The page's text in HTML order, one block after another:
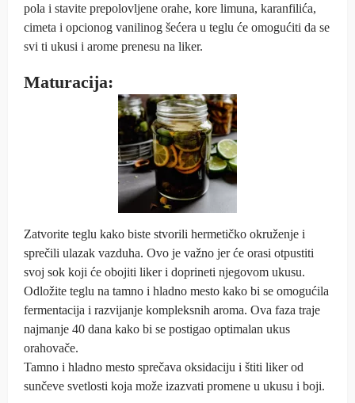
pola i stavite prepolovljene orahe, kore limuna, karanfilića,
cimeta i opcionog vanilinog šećera u teglu će omogućiti da se
svi ti ukusi i arome prenesu na liker.
Maturacija:
Zatvorite teglu kako biste stvorili hermetičko okruženje i
sprečili ulazak vazduha. Ovo je važno jer će orasi otpustiti
svoj sok koji će obojiti liker i doprineti njegovom ukusu.
Odložite teglu na tamno i hladno mesto kako bi se omogućila
fermentacija i razvijanje kompleksnih aroma. Ova faza traje
najmanje 40 dana kako bi se postigao optimalan ukus
orahovače.
Tamno i hladno mesto sprečava oksidaciju i štiti liker od
sunčeve svetlosti koja može izazvati promene u ukusu i boji.